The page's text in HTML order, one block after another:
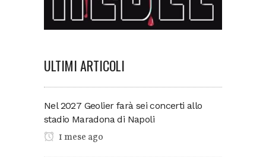
ULTIMI ARTICOLI
Nel 2027 Geolier farà sei concerti allo
stadio Maradona di Napoli
1 mese ago